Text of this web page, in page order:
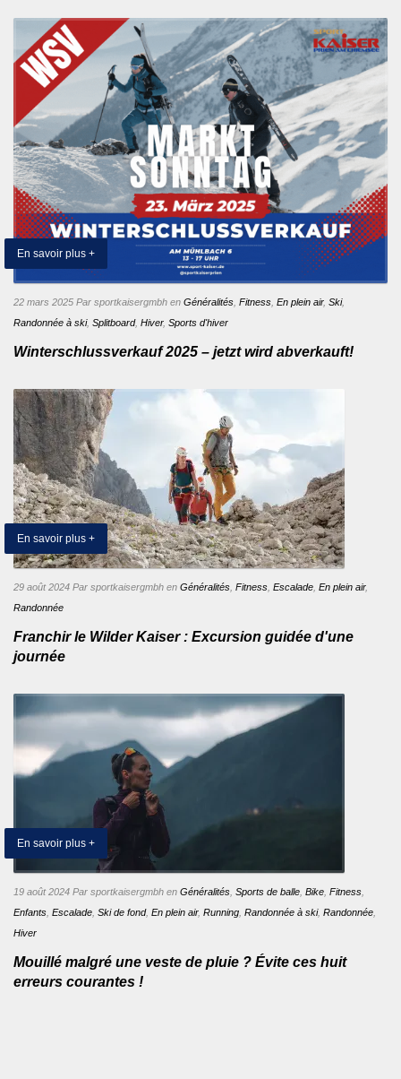
En savoir plus +
22 mars 2025 Par sportkaisergmbh en Généralités Fitness En plein air, Ski,
Randonnée à ski, Splitboard, Hiver, Sports d'hiver
Winterschlussverkauf 2025 – jetzt wird abverkauft!
En savoir plus +
29 août 2024 Par sportkaisergmbh en Généralités Fitness Escalade En plein air,
Randonnée
Franchir le Wilder Kaiser : Excursion guidée d'une
journée
En savoir plus +
19 août 2024 Par sportkaisergmbh en Généralités Sports de balle Bike Fitness
Enfants Escalade Ski de fond, En plein air, Running Randonnée à ski, Randonnée
Hiver
Mouillé malgré une veste de pluie ? Évite ces huit
erreurs courantes !